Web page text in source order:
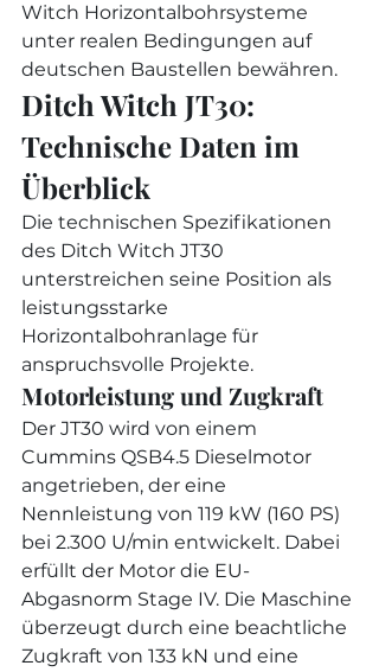
Witch Horizontalbohrsysteme
unter realen Bedingungen auf
deutschen Baustellen bewähren.
Ditch Witch JT30:
Technische Daten im
Überblick
Die technischen Spezifikationen
des Ditch Witch JT30
unterstreichen seine Position als
leistungsstarke
Horizontalbohranlage für
anspruchsvolle Projekte.
Motorleistung und Zugkraft
Der JT30 wird von einem
Cummins QSB4.5 Dieselmotor
angetrieben, der eine
Nennleistung von 119 kW (160 PS)
bei 2.300 U/min entwickelt. Dabei
erfüllt der Motor die EU-
Abgasnorm Stage IV. Die Maschine
überzeugt durch eine beachtliche
Zugkraft von 133 kN und eine